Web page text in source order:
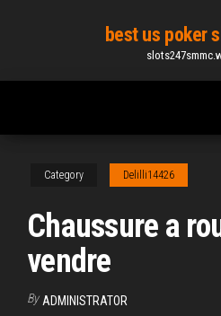
content
best us poker
Category Delilli14426
Chaussure a
vendre
By ADMINISTRATOR